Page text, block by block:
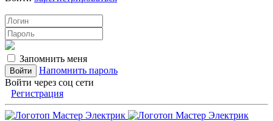
Запомнить меня
Напомнить пароль
Войти через соц сети
Регистрация